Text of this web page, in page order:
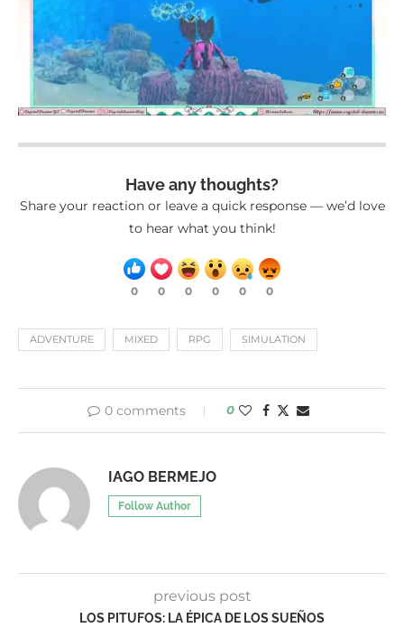
Have any thoughts?
Share your reaction or leave a quick response — we’d love
to hear what you think!
0 0 0 0 0 0
ADVENTURE MIXED RPG SIMULATION
0 comments 0
IAGO BERMEJO
Follow Author
previous post
LOS PITUFOS: LA ÉPICA DE LOS SUEÑOS